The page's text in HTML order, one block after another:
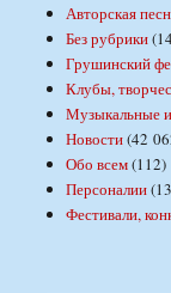
Авторская
Без рубрики
Грушинский
Клубы,
Музыкальные
Новости(42
Обо всем(112)
Персоналии
Фестивали,